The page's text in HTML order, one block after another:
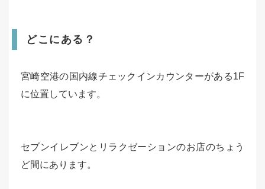
どこにある？
宮崎空港の国内線チェックインカウンターがある1F
に位置しています。
セブンイレブンとリラクゼーションのお店のちょう
ど間にあります。